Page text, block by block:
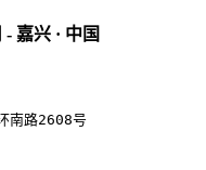
嘉兴 · 中国
南路2608号